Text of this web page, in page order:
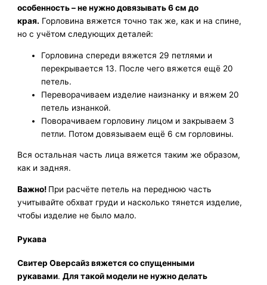
особенность – не нужно довязывать 6 см до
края. Горловина вяжется точно так же, как и на спине,
но с учётом следующих деталей:
Горловина спереди вяжется 29 петлями и
перекрывается 13. После чего вяжется ещё 20
петель.
Переворачиваем изделие наизнанку и вяжем 20
петель изнанкой.
Поворачиваем горловину лицом и закрываем 3
петли. Потом довязываем ещё 6 см горловины.
Вся остальная часть лица вяжется таким же образом,
как и задняя.
Важно! При расчёте петель на переднюю часть
учитывайте обхват груди и насколько тянется изделие,
чтобы изделие не было мало.
Рукава
Свитер Оверсайз вяжется со спущенными
рукавами.Для такой модели не нужно делать